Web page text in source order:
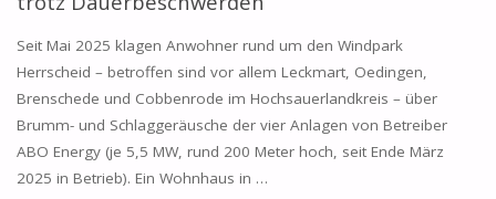
WESTERWALD
AM
16.
AUGUST
2026"
Seit Mai 2025 klagen Anwohner rund um den Windpark
Herrscheid – betroffen sind vor allem Leckmart, Oedingen,
Brenschede und Cobbenrode im Hochsauerlandkreis – über
Brumm- und Schlaggeräusche der vier Anlagen von Betreiber
ABO Energy (je 5,5 MW, rund 200 Meter hoch, seit Ende März
2025 in Betrieb). Ein Wohnhaus in …